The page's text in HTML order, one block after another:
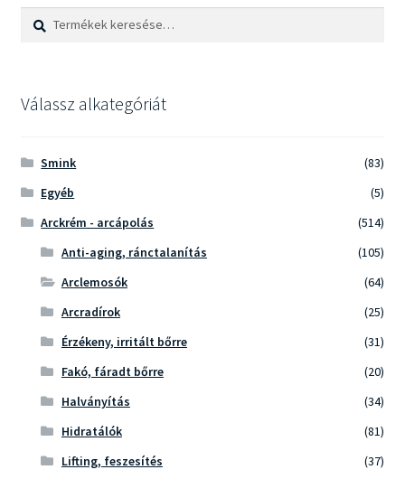
Keresés
Keresés
Válassz alkategóriát
Smink
(83)
Egyéb
(5)
Arckrém - arcápolás
(514)
Anti-aging, ránctalanítás
(105)
Arclemosók
(64)
Arcradírok
(25)
Érzékeny, irritált bőrre
(31)
Fakó, fáradt bőrre
(20)
Halványítás
(34)
Hidratálók
(81)
Lifting, feszesítés
(37)